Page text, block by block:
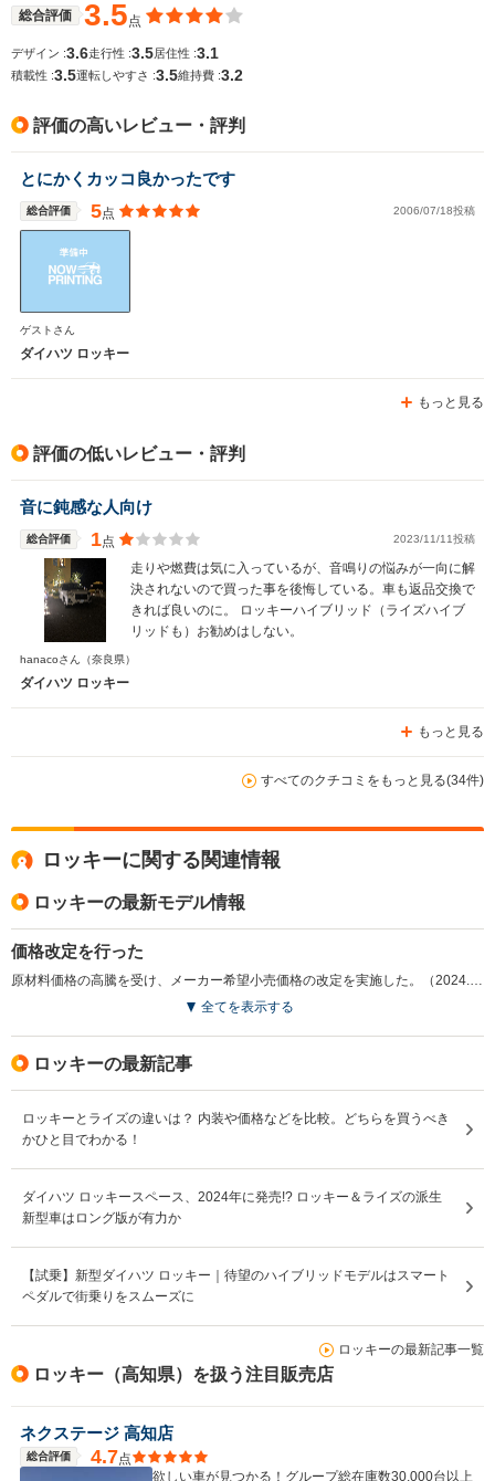
総合評価 3.5点
デザイン :3.6走行性 :3.5居住性 :3.1
積載性 :3.5運転しやすさ :3.5維持費 :3.2
評価の高いレビュー・評判
とにかくカッコ良かったです
総合評価 5点 2006/07/18投稿
ゲストさん
ダイハツ ロッキー
もっと見る
評価の低いレビュー・評判
音に鈍感な人向け
総合評価 1点 2023/11/11投稿
走りや燃費は気に入っているが、音鳴りの悩みが一向に解
決されないので買った事を後悔している。車も返品交換で
きれば良いのに。 ロッキーハイブリッド（ライズハイブ
リッドも）お勧めはしない。
hanacoさん （奈良県）
ダイハツ ロッキー
もっと見る
すべてのクチコミをもっと見る(34件)
ロッキーに関する関連情報
ロッキーの最新モデル情報
価格改定を行った
原材料価格の高騰を受け、メーカー希望小売価格の改定を実施した。（2024.11）
全てを表示する
ロッキーの最新記事
ロッキーとライズの違いは？ 内装や価格などを比較。どちらを買うべき
かひと目でわかる！
ダイハツ ロッキースペース、2024年に発売!? ロッキー＆ライズの派生
新型車はロング版が有力か
【試乗】新型ダイハツ ロッキー｜待望のハイブリッドモデルはスマート
ペダルで街乗りをスムーズに
ロッキーの最新記事一覧
ロッキー（高知県）を扱う注目販売店
ネクステージ 高知店
総合評価 4.7点
欲しい車が見つかる！グループ総在庫数30,000台以上